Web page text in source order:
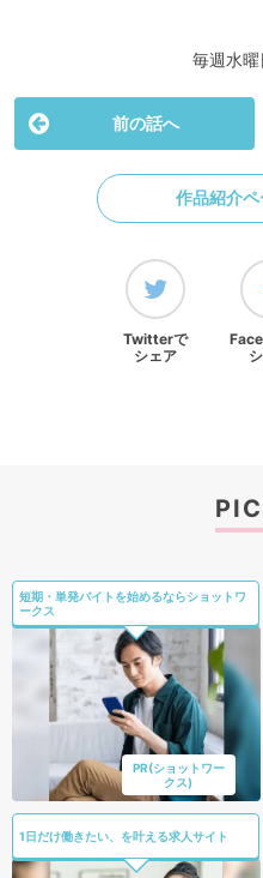
毎週水
前の話へ
作品紹介
Twitterで
シェア
短期・単発バイトを始めるならショットワ
ークス
PR(ショットワー
クス)
1日だけ働きたい、を叶える求人サイト